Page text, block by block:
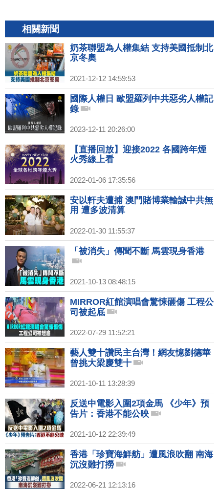
相關新聞
奶茶聯盟為人權集結 支持美國抵制北
京冬奧
2021-12-12 14:59:53
國際人權日 歐盟羅列中共惡劣人權記
錄
2023-12-11 20:26:00
【直播回放】迎接2022 各國跨年煙
火秀線上看
2022-01-06 17:35:56
安以軒夫遭捕 澳門賭博業輸誠中共無
用 遭多波清算
2022-01-30 11:55:37
「被消失」傳聞不斷 馬雲現身香港
2021-10-13 08:48:15
MIRROR紅館演唱會驚悚砸傷 工程公
司被起底
2022-07-29 11:52:21
藝人雙十讚民主台灣！網友憶劉德華
曾挑大梁慶雙十
2021-10-11 13:28:39
反送中電影入圍2項金馬 《少年》預
告片：香港不能公映
2021-10-12 22:39:49
香港「珍寶海鮮舫」遭風浪吹翻 南海
沉沒難打撈
2022-06-21 12:13:16